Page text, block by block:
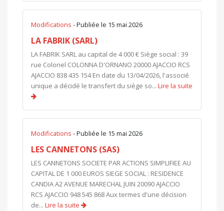
Modifications - Publiée le 15 mai 2026
LA FABRIK (SARL)
LA FABRIK SARL au capital de 4 000 € Siège social : 39
rue Colonel COLONNA D'ORNANO 20000 AJACCIO RCS
AJACCIO 838 435 154 En date du 13/04/2026, l'associé
unique a décidé le transfert du siège so... Lire la suite
Modifications - Publiée le 15 mai 2026
LES CANNETONS (SAS)
LES CANNETONS SOCIETE PAR ACTIONS SIMPLIFIEE AU
CAPITAL DE 1 000 EUROS SIEGE SOCIAL : RESIDENCE
CANDIA A2 AVENUE MARECHAL JUIN 20090 AJACCIO
RCS AJACCIO 948 545 868 Aux termes d'une décision
de... Lire la suite